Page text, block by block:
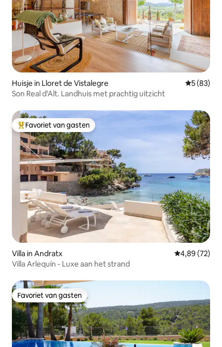
Huisje in Lloret de Vistalegre
5 (83)
Son Real d'Alt. Landhuis met prachtig uitzicht
Topfavoriet van gasten
Favoriet van gasten
Villa in Andratx Gemiddelde
4,89 (72)
Villa Arlequín - Luxe aan het strand
Favoriet van gasten
Favoriet van gasten